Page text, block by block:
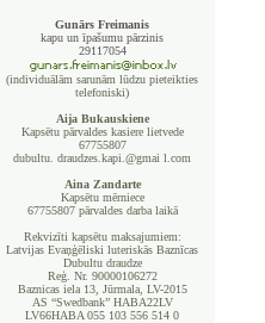
Gunārs Freimanis
kapu un īpašumu pārzinis
29117054
(individuālām sarunām lūdzu pieteikties
telefoniski)
Aija Bukauskiene
Kapsētu pārvaldes kasiere lietvede
67755807
dubultu. draudzes.kapi.@gmai l.com
Aina Zandarte
Kapsētu mērniece
67755807 pārvaldes darba laikā
Rekvizīti kapsētu maksajumiem:
Latvijas Evaņģēliski luteriskās Baznīcas
Dubultu draudze
Reģ. Nr. 90000106272
Baznicas iela 13, Jūrmala, LV-2015
AS “Swedbank” HABA22LV
LV66HABA 055 103 556 514 0